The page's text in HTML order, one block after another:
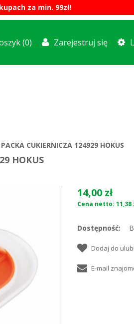
za min. 99zł!
(0) Zarejestruj się
CUKIERNICZA 124929 HOKUS
HOKUS
14,00 zł
Cena netto: 11,38
Dostępność: